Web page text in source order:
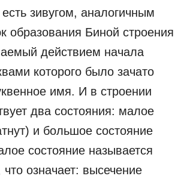
зивугом, аналогичным
образования Биной строения
действием начала
которого было зачато
имя. И в строении
два состояния: малое
и большое состояние
состояние называется
означает: высечение